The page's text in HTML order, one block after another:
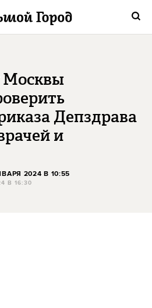
Москвы
Депздрава
и
2024 В 10:55
В 16:30